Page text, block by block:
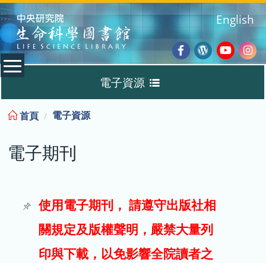
:::
Facebook
Wordpress
English
電子資源
電子期刊
試用
首頁 電子資源
電子期刊
使用電子期刊， 請遵守出版社相
關規定及版權聲明，嚴禁大量列
印與下載，以免影響全院讀者之